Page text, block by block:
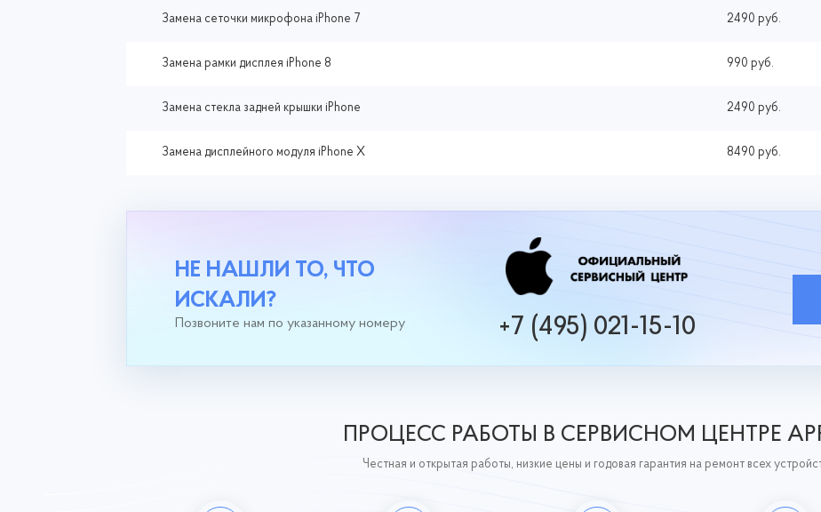
Замена сеточки микрофона iPhone 7 2490 руб.
Замена рамки дисплея iPhone 8 990 руб.
Замена стекла задней крышки iPhone 2490 руб.
Замена дисплейного модуля iPhone X 8490 руб.
НЕ НАШЛИ ТО, ЧТО
ИСКАЛИ?
Позвоните нам по указанному номеру +7 (495) 021-15-10
ПРОЦЕСС РАБОТЫ В СЕРВИСНОМ ЦЕНТРЕ
Честная и открытая работы, низкие цены и годовая гарантия на ремонт всех